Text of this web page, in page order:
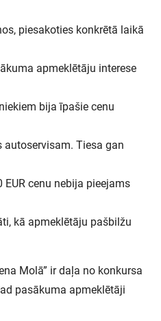
piesakoties konkrētā laikā
apmeklētāju interese
bija īpašie cenu
autoservisam. Tiesa gan
EUR cenu nebija pieejams
kā apmeklētāju pašbilžu
Molā” ir daļa no konkursa
pasākuma apmeklētāji